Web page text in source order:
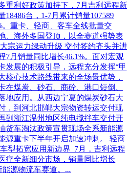
重利好政策加持下，7月吉利远程新
18486台，1-7月累计销量107589
。重卡、轻商、客车全线批量交
、海外多国登顶，以全赛道强势表
宗运力绿动升级 交付签约齐头并进
7月销量同比增长46.1%。面对宏观
发展的积极引导，远程充分发挥“甲
核心技术路线带来的全场景优势，
在煤炭、砂石、商砼、港口短倒、
地应用。从西边宁夏的煤炭砂石大
，到河北邯郸大宗物资转运交付现
到浙江温州地区纯电搅拌车交付开
货车淘汰政策宣贯现场全系新能源
源重卡下半年开启加速冲刺。 轻商
型拓宽应用新边界 7月，吉利远程
疗全新细分市场，销量同比增长
能源物流车赛道。...